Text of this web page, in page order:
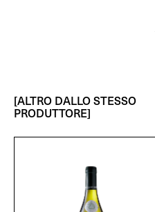
[ALTRO DALLO STESSO
PRODUTTORE]